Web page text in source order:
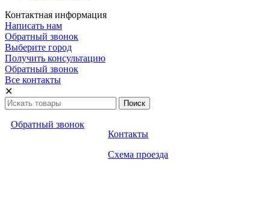
Контактная информация
Написать нам
Обратный звонок
Выберите город
Получить консультацию
Обратный звонок
Все контакты
✕
Обратный звонок
Контакты
Схема проезда